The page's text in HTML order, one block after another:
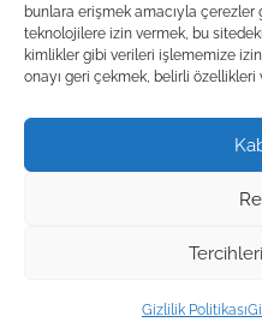
bunlara erişmek amacıyla çerezler
teknolojilere izin vermek, bu
kimlikler gibi verileri işlememize
onayı geri çekmek, belirli
Gizlilik Politikası
Ocak 2024
Aralık 2023
WordPress Theme: